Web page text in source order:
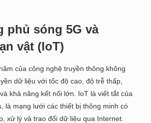
phủ sóng 5G và
vật (IoT)
của công nghệ truyền thông không
dữ liệu với tốc độ cao, độ trễ thấp,
khả năng kết nối lớn. IoT là viết tắt của
là mạng lưới các thiết bị thông minh có
xử lý và trao đổi dữ liệu qua Internet.